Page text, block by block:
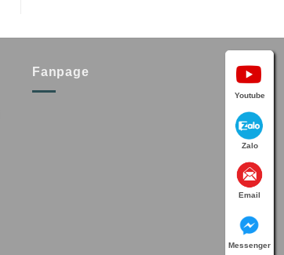
Fanpage
Youtube
Zalo
Email
Messenger